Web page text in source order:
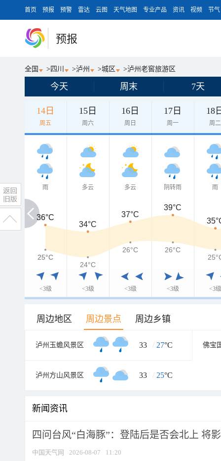
首页 预报 预警 雷达 云图 天气地图 专业产品 资讯 视频 节气
预报
全国 > 四川 >泸州 >城区 >泸州老窖旅游区
今天 周末 7天
14日
周五
15日
周六
16日
周日
17日
周一
18
周二
雨
<3级
多云
<3级
多云
<3级
阴转雨
<3级
雨
<3级
36°C
36°C
34°C
37°C
39°C
25°C
25°C
24°C
26°C
26°C
周边地区 周边景点 周边乡镇
泸州玉蟾风景区 33 / 27°C 佛宝
泸州方山风景区 33 / 25°C
新闻资讯
四问台风“白海豚”：登陆后是否会北上 将
中国天气网 2026-08-07 11:20